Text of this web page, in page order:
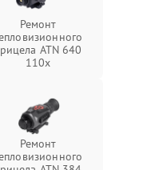
Ремонт
ATN 640
110x
Ремонт